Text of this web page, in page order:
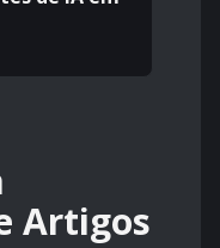
Artigos